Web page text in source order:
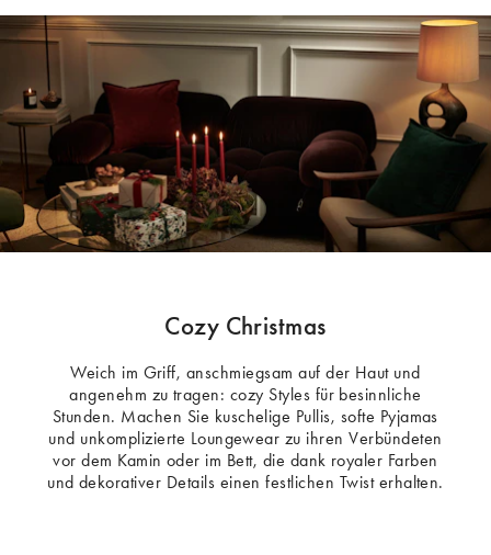
Cozy Christmas
Weich im Griff, anschmiegsam auf der Haut und
angenehm zu tragen: cozy Styles für besinnliche
Stunden. Machen Sie kuschelige Pullis, softe Pyjamas
und unkomplizierte Loungewear zu ihren Verbündeten
vor dem Kamin oder im Bett, die dank royaler Farben
und dekorativer Details einen festlichen Twist erhalten.